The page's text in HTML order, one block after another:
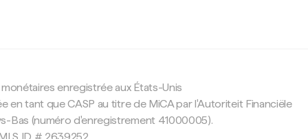
enregistrée aux États-Unis
en tant que CASP au titre de MiCA par l'Autoriteit Financiële
Bas (numéro d'enregistrement 41000005).